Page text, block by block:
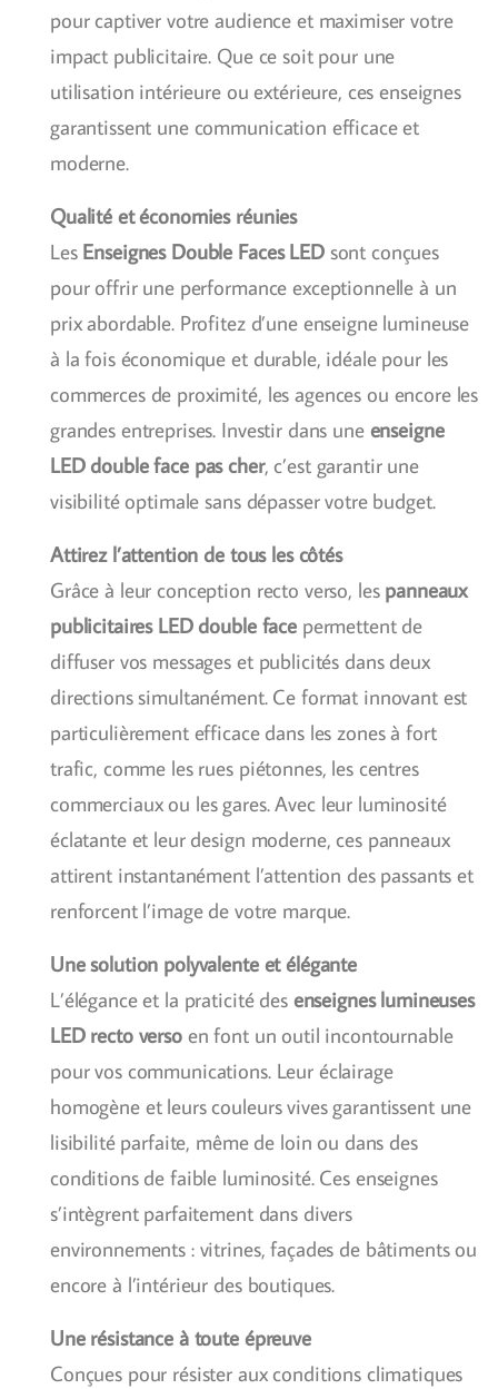
pour captiver votre audience et maximiser votre
impact publicitaire. Que ce soit pour une
utilisation intérieure ou extérieure, ces enseignes
garantissent une communication efficace et
moderne.
Qualité et économies réunies
Les Enseignes Double Faces LEDsont conçues
pour offrir une performance exceptionnelle à un
prix abordable. Profitez d’une enseigne lumineuse
à la fois économique et durable, idéale pour les
commerces de proximité, les agences ou encore les
grandes entreprises. Investir dans une enseigne
LED double face pas cher, c’est garantir une
visibilité optimale sans dépasser votre budget.
Attirez l’attention de tous les côtés
Grâce à leur conception recto verso, les panneaux
publicitaires LED double facepermettent de
diffuser vos messages et publicités dans deux
directions simultanément. Ce format innovant est
particulièrement efficace dans les zones à fort
trafic, comme les rues piétonnes, les centres
commerciaux ou les gares. Avec leur luminosité
éclatante et leur design moderne, ces panneaux
attirent instantanément l’attention des passants et
renforcent l’image de votre marque.
Une solution polyvalente et élégante
L’élégance et la praticité des enseignes lumineuses
LED recto versoen font un outil incontournable
pour vos communications. Leur éclairage
homogène et leurs couleurs vives garantissent une
lisibilité parfaite, même de loin ou dans des
conditions de faible luminosité. Ces enseignes
s’intègrent parfaitement dans divers
environnements : vitrines, façades de bâtiments ou
encore à l’intérieur des boutiques.
Une résistance à toute épreuve
Conçues pour résister aux conditions climatiques